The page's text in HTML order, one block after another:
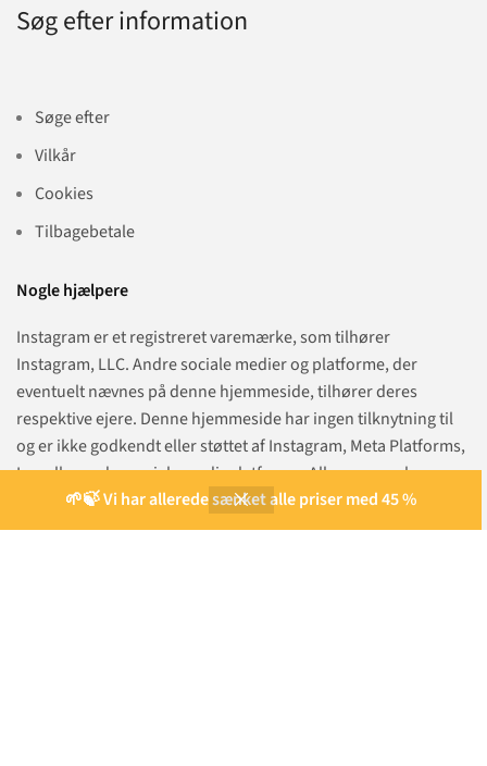
🌱🍃 Vi har allerede sænket alle priser med 45 %
Søg efter information
Søge efter
Vilkår
Cookies
Tilbagebetale
Nogle hjælpere
Instagram er et registreret varemærke, som tilhører
Instagram, LLC. Andre sociale medier og platforme, der
eventuelt nævnes på denne hjemmeside, tilhører deres
respektive ejere. Denne hjemmeside har ingen tilknytning til
og er ikke godkendt eller støttet af Instagram, Meta Platforms,
Inc. eller andre sociale medieplatforme. Alle varemærker,
tjenestemærker og platformnavne tilhører deres respektive
ejere.